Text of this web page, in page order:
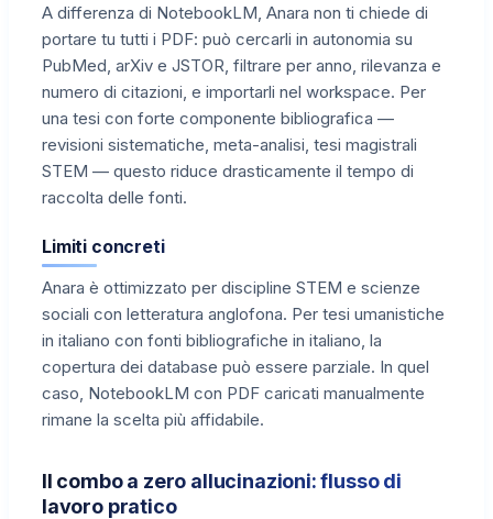
A differenza di NotebookLM, Anara non ti chiede di
portare tu tutti i PDF: può cercarli in autonomia su
PubMed, arXiv e JSTOR, filtrare per anno, rilevanza e
numero di citazioni, e importarli nel workspace. Per
una tesi con forte componente bibliografica —
revisioni sistematiche, meta-analisi, tesi magistrali
STEM — questo riduce drasticamente il tempo di
raccolta delle fonti.
Limiti concreti
Anara è ottimizzato per discipline STEM e scienze
sociali con letteratura anglofona. Per tesi umanistiche
in italiano con fonti bibliografiche in italiano, la
copertura dei database può essere parziale. In quel
caso, NotebookLM con PDF caricati manualmente
rimane la scelta più affidabile.
Il combo a zero allucinazioni: flusso di
lavoro pratico